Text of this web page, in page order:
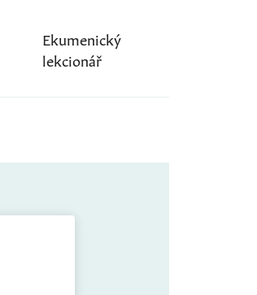
Ekumenický
lekcionář